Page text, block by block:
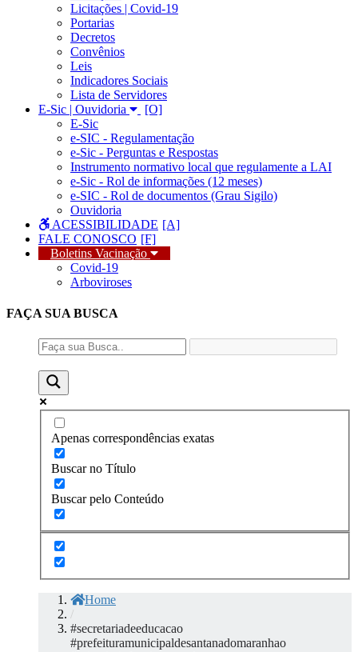
Licitações | Covid-19
Portarias
Decretos
Convênios
Leis
Indicadores Sociais
Lista de Servidores
E-Sic | Ouvidoria
E-Sic
e-SIC - Regulamentação
e-Sic - Perguntas e Respostas
Instrumento normativo local que regulamente a LAI
e-Sic - Rol de informações (12 meses)
e-SIC - Rol de documentos (Grau Sigilo)
Ouvidoria
ACESSIBILIDADE
FALE CONOSCO
Boletins Vacinação
Covid-19
Arboviroses
FAÇA SUA BUSCA
Apenas correspondências exatas
Buscar no Título
Buscar pelo Conteúdo
Home
/
#secretariadeeducacao
#prefeituramunicipaldesantanadomaranhao